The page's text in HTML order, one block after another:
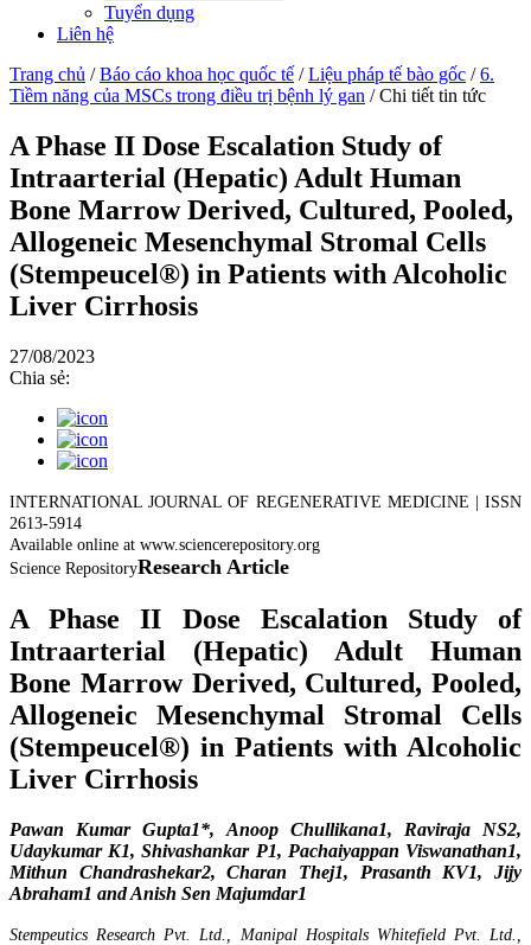
Tuyển dụng
Liên hệ
Trang chủ /Báo cáo khoa học quốc tế /Liệu pháp tế bào gốc /6.
Tiềm năng của MSCs trong điều trị bệnh lý gan /Chi tiết tin tức
A Phase II Dose Escalation Study of
Intraarterial (Hepatic) Adult Human
Bone Marrow Derived, Cultured, Pooled,
Allogeneic Mesenchymal Stromal Cells
(Stempeucel®) in Patients with Alcoholic
Liver Cirrhosis
27/08/2023
Chia sẻ:
INTERNATIONAL JOURNAL OF REGENERATIVE MEDICINE | ISSN
2613-5914
Available online at www.sciencerepository.org
Science RepositoryResearch Article
A Phase II Dose Escalation Study of
Intraarterial (Hepatic) Adult Human
Bone Marrow Derived, Cultured, Pooled,
Allogeneic Mesenchymal Stromal Cells
(Stempeucel®) in Patients with Alcoholic
Liver Cirrhosis
Pawan Kumar Gupta1*, Anoop Chullikana1, Raviraja NS2,
Udaykumar K1, Shivashankar P1, Pachaiyappan Viswanathan1,
Mithun Chandrashekar2, Charan Thej1, Prasanth KV1, Jijy
Abraham1 and Anish Sen Majumdar1
Stempeutics Research Pvt. Ltd., Manipal Hospitals Whitefield Pvt. Ltd.,